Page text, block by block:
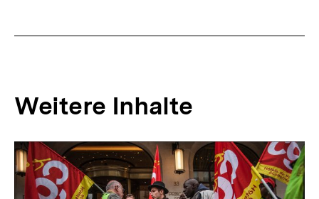
Weitere Inhalte
Inhaltskarousell
für
weitere
Inhalte
Inhaltskarussell
überspringen